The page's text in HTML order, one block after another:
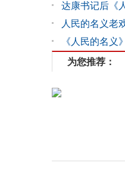
达康书记后《
人民的名义老
《人民的名义
为您推荐：